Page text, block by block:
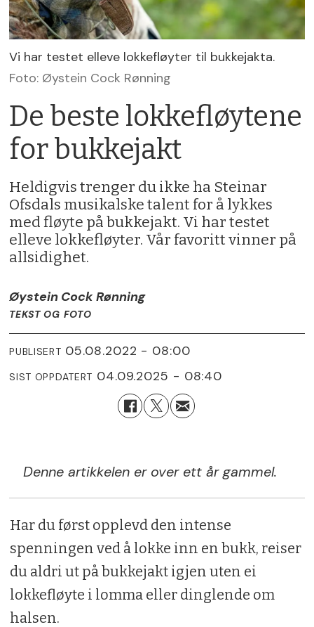
Vi har testet elleve lokkefløyter til bukkejakta.
Foto: Øystein Cock Rønning
De beste lokkefløytene
for bukkejakt
Heldigvis trenger du ikke ha Steinar
Ofsdals musikalske talent for å lykkes
med fløyte på bukkejakt. Vi har testet
elleve lokkefløyter. Vår favoritt vinner på
allsidighet.
Øystein Cock Rønning
TEKST OG FOTO
PUBLISERT 05.08.2022 - 08:00
SIST OPPDATERT 04.09.2025 - 08:40
Denne artikkelen er over ett år gammel.
Har du først opplevd den intense
spenningen ved å lokke inn en bukk, reiser
du aldri ut på bukkejakt igjen uten ei
lokkefløyte i lomma eller dinglende om
halsen.